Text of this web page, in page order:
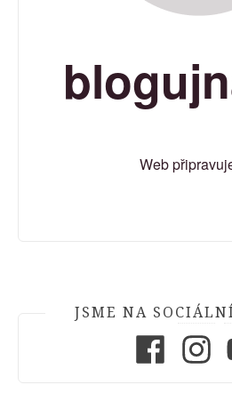
Web
JSME NA